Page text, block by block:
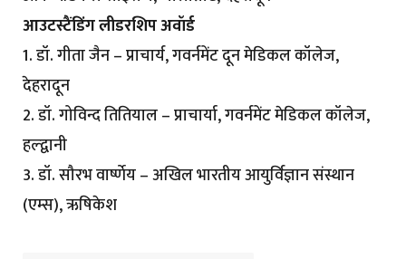
आउटस्टैंडिंग लीडरशिप अवॉर्ड
1. डॉ. गीता जैन – प्राचार्य, गवर्नमेंट दून मेडिकल कॉलेज,
देहरादून
2. डॉ. गोविन्द तितियाल – प्राचार्या, गवर्नमेंट मेडिकल कॉलेज,
हल्द्वानी
3. डॉ. सौरभ वार्ष्णेय – अखिल भारतीय आयुर्विज्ञान संस्थान
(एम्स), ऋषिकेश